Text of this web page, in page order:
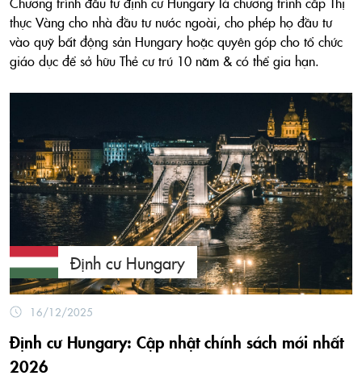
thực Vàng cho nhà đầu tư nước ngoài, cho phép họ đầu tư
vào quỹ bất động sản Hungary hoặc quyên góp cho tổ chức
giáo dục để sở hữu Thẻ cư trú 10 năm & có thể gia hạn.
Định cư Hungary
16/12/2025
Định cư Hungary: Cập nhật chính sách mới nhất
2026